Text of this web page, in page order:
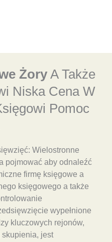
Żory A Także
Niska Cena W
Pomoc
Wielostronne
pojmować aby odnaleźć
firmę księgowe a
księgowego a także
wypełnione
kluczowych rejonów,
skupienia, jest